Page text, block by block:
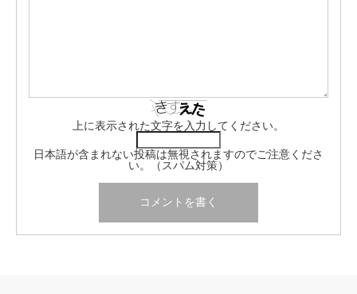
上に表示された文字を入力してください。
日本語が含まれない投稿は無視されますのでご注意くださ
い。（スパム対策）